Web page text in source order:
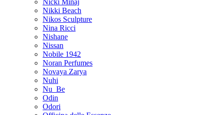
Nicki Minaj
Nikki Beach
Nikos Sculpture
Nina Ricci
Nishane
Nissan
Nobile 1942
Noran Perfumes
Novaya Zarya
Nuhi
Nu_Be
Odin
Odori